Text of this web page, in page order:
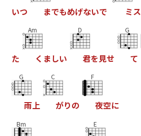
いつ までもめげないで ミス
た
Am
く ましい
D
君を見せ
G
て
G
雨上
C
がりの
F
夜空に
Bm E